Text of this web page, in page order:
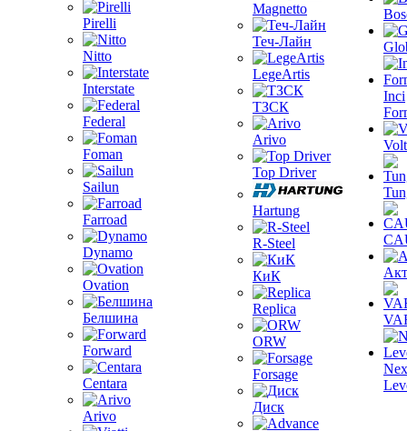
Pirelli
Nitto
Interstate
Federal
Foman
Sailun
Farroad
Dynamo
Ovation
Белшина
Forward
Centara
Arivo
Magnetto
Теч-Лайн
LegeArtis
ТЗСК
Arivo
Top Driver
Hartung
R-Steel
КиК
Replica
ORW
Forsage
Диск
Inci
Volt